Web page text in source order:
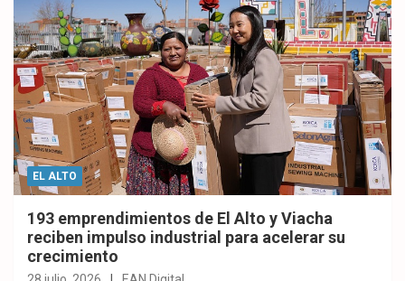
EL ALTO
193 emprendimientos de El Alto y Viacha
reciben impulso industrial para acelerar su
crecimiento